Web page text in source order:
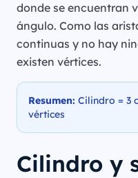
donde se encuentran
ángulo. Como las
continuas y no hay
existen vértices.
Resumen: Cilindro = 3
vértices
Cilindro y